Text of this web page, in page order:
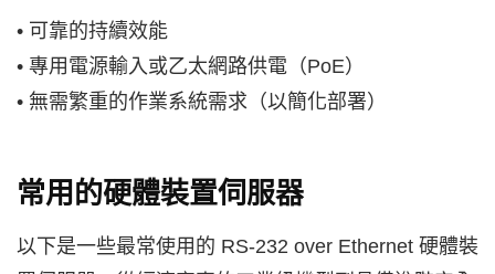
• 可靠的持續效能
• 專用電源輸入或乙太網路供電（PoE）
• 無需繁重的作業系統需求（以簡化部署）
常用的硬體裝置伺服器
以下是一些最常使用的 RS-232 over Ethernet 硬體裝